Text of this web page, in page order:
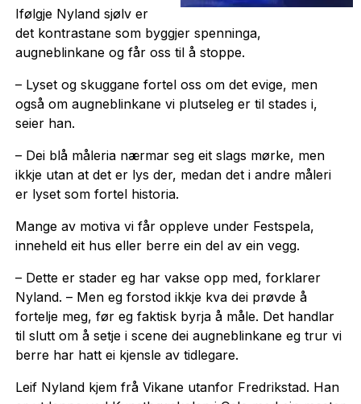
Ifølgje Nyland sjølv er
det kontrastane som byggjer spenninga,
augneblinkane og får oss til å stoppe.
– Lyset og skuggane fortel oss om det evige, men
også om augneblinkane vi plutseleg er til stades i,
seier han.
– Dei blå måleria nærmar seg eit slags mørke, men
ikkje utan at det er lys der, medan det i andre måleri
er lyset som fortel historia.
Mange av motiva vi får oppleve under Festspela,
inneheld eit hus eller berre ein del av ein vegg.
– Dette er stader eg har vakse opp med, forklarer
Nyland. – Men eg forstod ikkje kva dei prøvde å
fortelje meg, før eg faktisk byrja å måle. Det handlar
til slutt om å setje i scene dei augneblinkane eg trur vi
berre har hatt ei kjensle av tidlegare.
Leif Nyland kjem frå Vikane utanfor Fredrikstad. Han